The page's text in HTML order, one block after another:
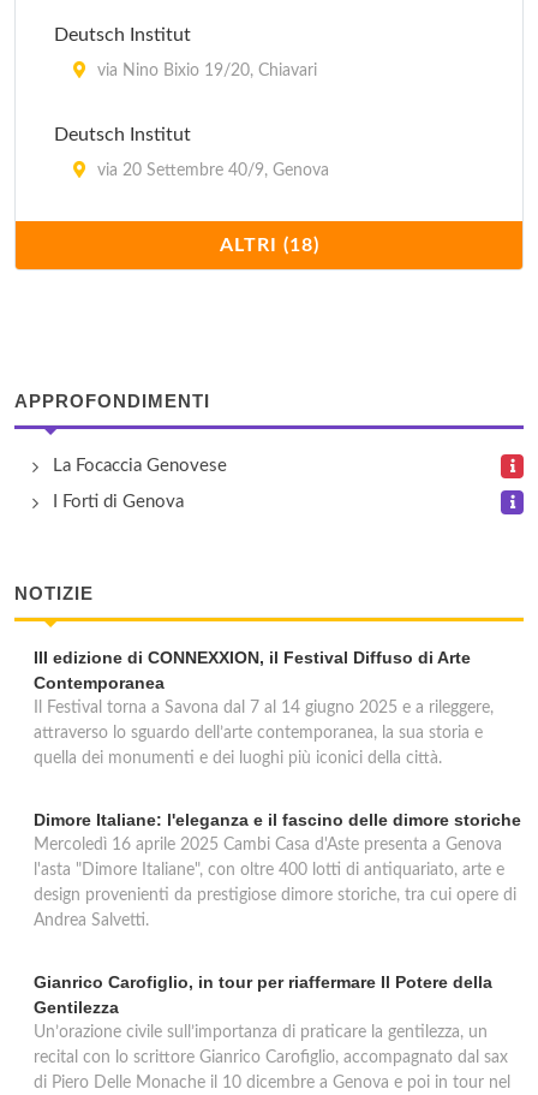
Deutsch Institut
via Nino Bixio 19/20, Chiavari
Deutsch Institut
via 20 Settembre 40/9, Genova
English Conversation Club
via Venti Settembre 30, Genova
Inlingua
piazza della Vittoria 7/1, Genova
via Fortunato Vinelli 9, Chiavari
Languages International
via Maccaggi 23/13, Genova
ALTRI (18)
APPROFONDIMENTI
La Focaccia Genovese
I Forti di Genova
NOTIZIE
III edizione di CONNEXXION, il Festival Diffuso di Arte
Contemporanea
Il Festival torna a Savona dal 7 al 14 giugno 2025 e a rileggere,
attraverso lo sguardo dell’arte contemporanea, la sua storia e
quella dei monumenti e dei luoghi più iconici della città.
Dimore Italiane: l'eleganza e il fascino delle dimore storiche
Mercoledì 16 aprile 2025 Cambi Casa d'Aste presenta a Genova
l'asta "Dimore Italiane", con oltre 400 lotti di antiquariato, arte e
design provenienti da prestigiose dimore storiche, tra cui opere di
Andrea Salvetti.
Gianrico Carofiglio, in tour per riaffermare Il Potere della
Gentilezza
Un’orazione civile sull’importanza di praticare la gentilezza, un
recital con lo scrittore Gianrico Carofiglio, accompagnato dal sax
di Piero Delle Monache il 10 dicembre a Genova e poi in tour nel